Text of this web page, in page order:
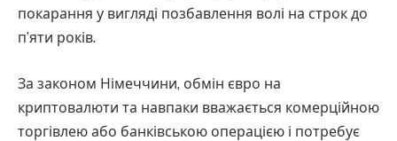
покарання у вигляді позбавлення волі на строк до
п’яти років.
За законом Німеччини, обмін євро на
криптовалюти та навпаки вважається комерційною
торгівлею або банківською операцією і потребує